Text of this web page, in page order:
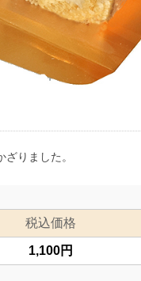
りました。
税込価格
1,100円